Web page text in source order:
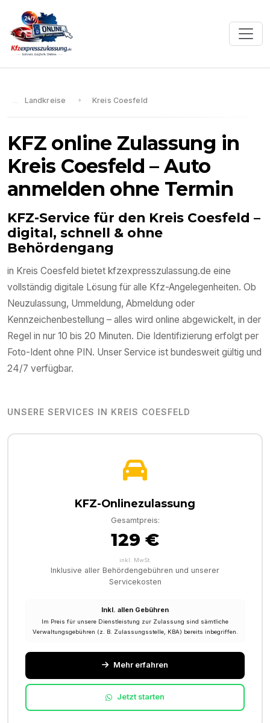
Landkreise Kreis Coesfeld
KFZ online Zulassung in
Kreis Coesfeld – Auto
anmelden ohne Termin
KFZ-Service für den Kreis Coesfeld –
digital, schnell & ohne
Behördengang
in Kreis Coesfeld bietet kfzexpresszulassung.de eine
vollständig digitale Lösung für alle Kfz-Angelegenheiten. Ob
Neuzulassung, Ummeldung, Abmeldung oder
Kennzeichenbestellung – alles wird online abgewickelt, in der
Regel in nur 10 bis 20 Minuten. Die Identifizierung erfolgt per
Foto-Ident ohne PIN. Unser Service ist bundesweit gültig und
24/7 verfügbar.
UNSERE SERVICES IN KREIS COESFELD
KFZ-Onlinezulassung
Gesamtpreis:
129 €
inkl. MwSt.
Inklusive aller Behördengebühren und unserer
Servicekosten
Inkl. allen Gebühren
Im Preis für unsere Dienstleistung zur Zulassung sind sämtliche
Verwaltungsgebühren (z. B. Zulassungsstelle, KBA) bereits inbegriffen.
Mehr erfahren
Jetzt starten